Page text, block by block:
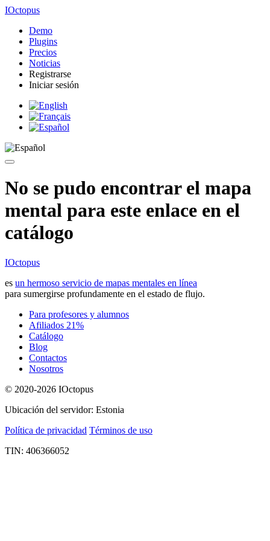
IOctopus
Demo
Plugins
Precios
Noticias
Registrarse
Iniciar sesión
No se pudo encontrar el mapa
mental para este enlace en el
catálogo
IOctopus
es un hermoso servicio de mapas mentales en línea
para sumergirse profundamente en el estado de flujo.
Para profesores y alumnos
Afiliados 21%
Catálogo
Blog
Contactos
Nosotros
© 2020-2026 IOctopus
Ubicación del servidor: Estonia
Política de privacidad Términos de uso
TIN: 406366052